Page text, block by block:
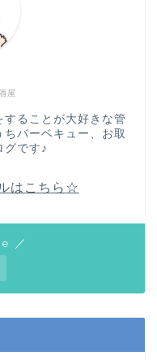
屋
ることが大好きな管
バーベキュー、お取
グです♪
はこちら☆
／